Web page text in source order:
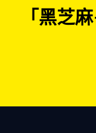
「黑芝